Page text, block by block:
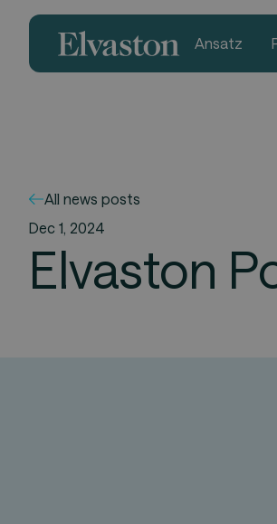
Ansatz
All news posts
Dec 1, 2024
Elvaston